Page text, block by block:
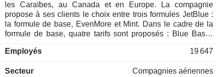
les Caraïbes, au Canada et en Europe. La compagnie
propose à ses clients le choix entre trois formules JetBlue :
la formule de base, EvenMore et Mint. Dans le cadre de la
formule de base, quatre tarifs sont proposés : Blue Basic,
comprennent un bagage à main gratuit, un système de
Wi-Fi haut débit gratuite, des collations gratuites et des
Employés 19 647
Secteur Compagnies aériennes